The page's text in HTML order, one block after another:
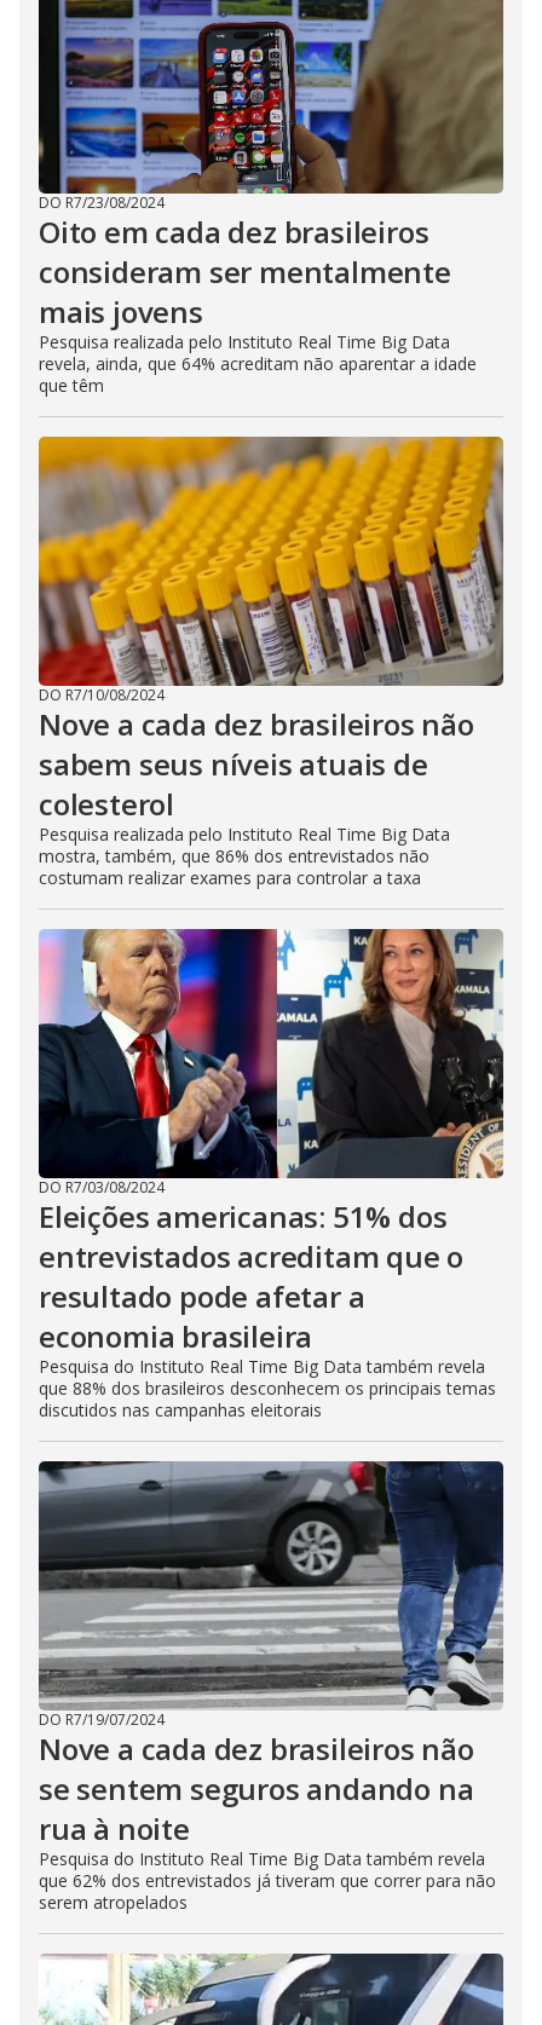
DO R7/23/08/2024
Oito em cada dez brasileiros
consideram ser mentalmente
mais jovens
Pesquisa realizada pelo Instituto Real Time Big Data
revela, ainda, que 64% acreditam não aparentar a idade
que têm
DO R7/10/08/2024
Nove a cada dez brasileiros não
sabem seus níveis atuais de
colesterol
Pesquisa realizada pelo Instituto Real Time Big Data
mostra, também, que 86% dos entrevistados não
costumam realizar exames para controlar a taxa
DO R7/03/08/2024
Eleições americanas: 51% dos
entrevistados acreditam que o
resultado pode afetar a
economia brasileira
Pesquisa do Instituto Real Time Big Data também revela
que 88% dos brasileiros desconhecem os principais temas
discutidos nas campanhas eleitorais
DO R7/19/07/2024
Nove a cada dez brasileiros não
se sentem seguros andando na
rua à noite
Pesquisa do Instituto Real Time Big Data também revela
que 62% dos entrevistados já tiveram que correr para não
serem atropelados